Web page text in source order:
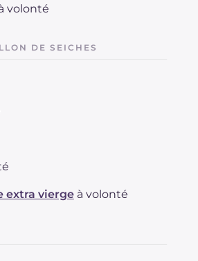
volonté
DE SEICHES
extra vierge à volonté